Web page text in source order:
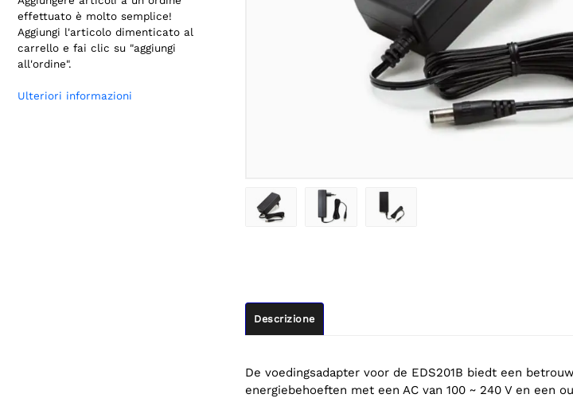
effettuato è molto semplice!
Aggiungi l'articolo dimenticato al
carrello e fai clic su "aggiungi
all'ordine".
Ulteriori informazioni
Descrizione
De voedingsadapter voor de EDS201B biedt een
energiebehoeften met een AC van 100 ~ 240 V en een